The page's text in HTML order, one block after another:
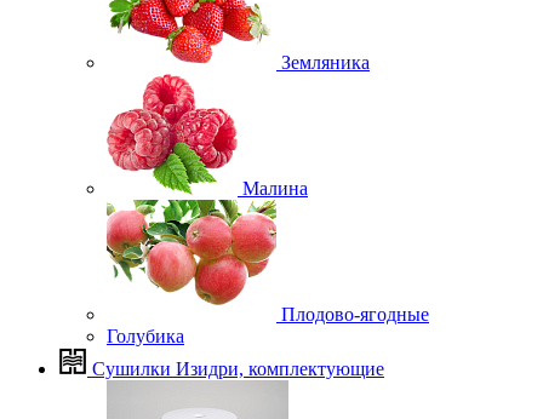
Земляника
Малина
Плодово-ягодные
Голубика
Сушилки Изидри, комплектующие